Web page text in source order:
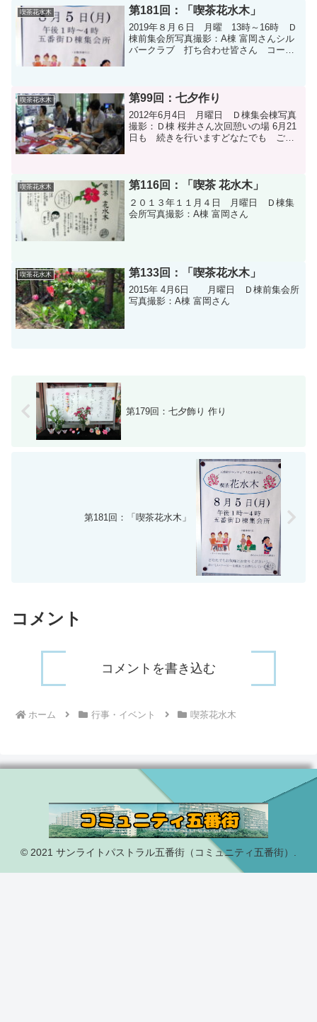
いさつの後、まずは季節に因んで「花」
から始...
喫茶花水木 第181回：「喫茶花水木」
2019年８月６日 月曜 13時～16時 Ｄ
棟前集会所写真撮影：A棟 富岡さんシル
バークラブ 打ち合わせ皆さん コーヒ
喫茶花水木 第99回：七夕作り
2012年6月4日 月曜日 Ｄ棟集会棟写真
撮影：Ｄ棟 桜井さん次回憩いの場 6月21
日も 続きを行いますどなたでも ご一
時 ．．．...
喫茶花水木 第116回：「喫茶 花水木」
２０１３年１１月４日 月曜日 Ｄ棟集
会所写真撮影：A棟 富岡さん
喫茶花水木 第133回：「喫茶花水木」
2015年 4月6日 月曜日 Ｄ棟前集会所
写真撮影：A棟 富岡さん
第179回：七夕飾り 作り
第181回：「喫茶花水木」
コメント
コメントを書き込む
ホーム 行事・イベント 喫茶花水木
© 2021 サンライトパストラル五番街（コミュニティ五番街）.